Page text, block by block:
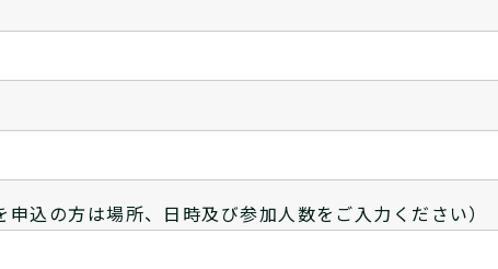
込の方は場所、日時及び参加人数をご入力ください）